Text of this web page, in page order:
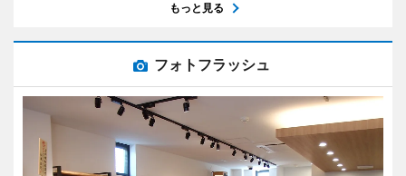
もっと見る
フォトフラッシュ